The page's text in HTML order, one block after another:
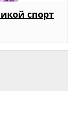
спорт